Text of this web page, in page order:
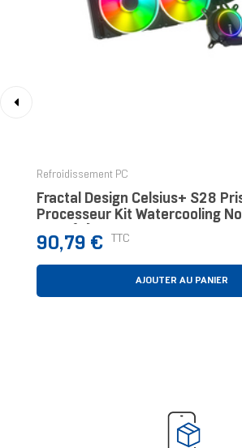
Refroidissement PC
Fractal Design Celsius+ S28
Processeur Kit Watercooling
Prix
90,79 € TTC
AJOUTER AU PANIER